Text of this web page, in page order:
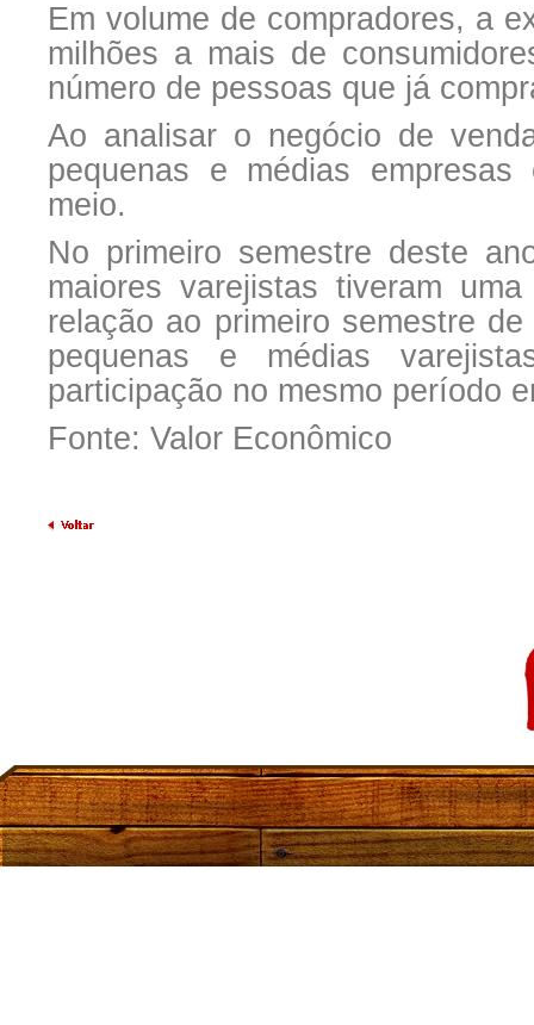
Em volume de compradores, a
milhões a mais de
número de pessoas que já
Ao analisar o negócio de
pequenas e médias
meio.
No primeiro semestre deste
maiores varejistas tiveram
relação ao primeiro semestre
pequenas e médias
participação no mesmo período
Fonte: Valor Econômico